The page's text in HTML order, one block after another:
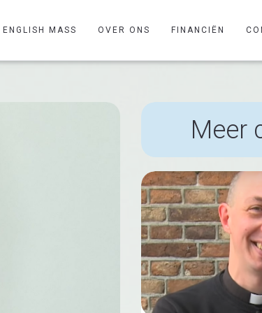
ENGLISH MASS OVER ONS FINANCIËN
Meer